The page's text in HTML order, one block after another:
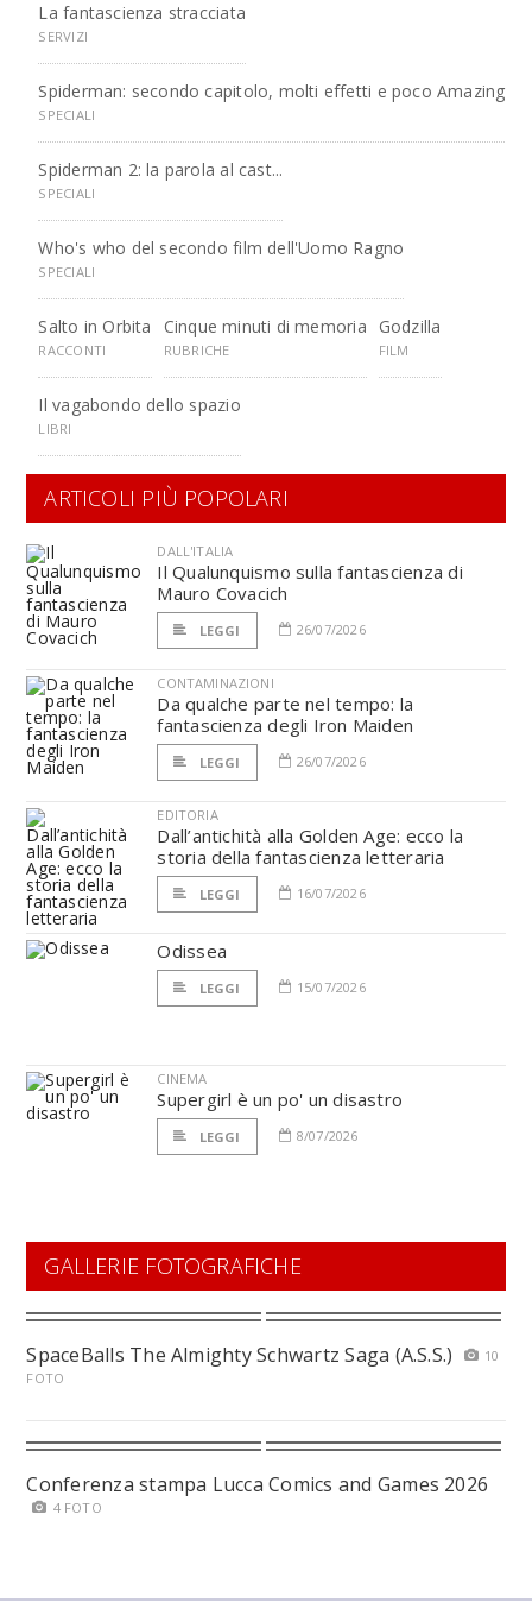
La fantascienza stracciata
SERVIZI
Spiderman: secondo capitolo, molti effetti e poco Amazing
SPECIALI
Spiderman 2: la parola al cast...
SPECIALI
Who's who del secondo film dell'Uomo Ragno
SPECIALI
Salto in Orbita
RACCONTI
Cinque minuti di memoria
RUBRICHE
Godzilla
FILM
Il vagabondo dello spazio
LIBRI
ARTICOLI PIÙ POPOLARI
DALL'ITALIA
Il Qualunquismo sulla fantascienza di
Mauro Covacich
LEGGI 26/07/2026
CONTAMINAZIONI
Da qualche parte nel tempo: la
fantascienza degli Iron Maiden
LEGGI 26/07/2026
EDITORIA
Dall’antichità alla Golden Age: ecco la
storia della fantascienza letteraria
LEGGI 16/07/2026
Odissea
LEGGI 15/07/2026
CINEMA
Supergirl è un po' un disastro
LEGGI 8/07/2026
GALLERIE FOTOGRAFICHE
SpaceBalls The Almighty Schwartz Saga (A.S.S.)
10
FOTO
Conferenza stampa Lucca Comics and Games 2026
4 FOTO